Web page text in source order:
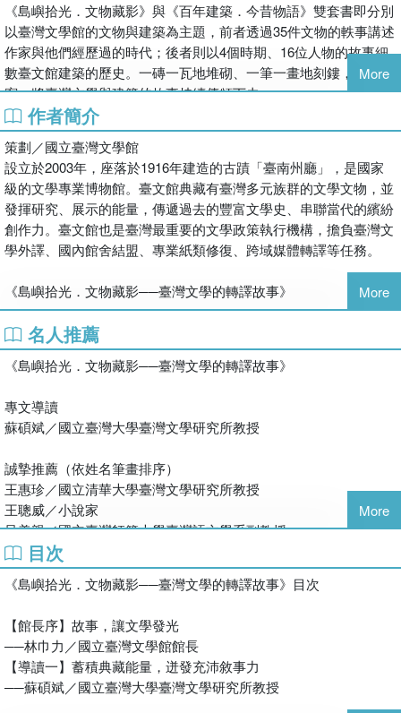
《島嶼拾光．文物藏影》與《百年建築．今昔物語》雙套書即分別
以臺灣文學館的文物與建築為主題，前者透過35件文物的軼事講述
作家與他們經歷過的時代；後者則以4個時期、16位人物的故事細
數臺文館建築的歷史。一磚一瓦地堆砌、一筆一畫地刻鏤，透過書
寫，將臺灣文學與建築的故事持續傳頌下去。
《島嶼拾光．文物藏影──臺灣文學的轉譯故事》簡介
典藏島與文學的故事，
探索臺灣文學藏品無可取代的價值
國立臺灣文學館創立至今20年，典藏超過13萬件文學文物，涵蓋作
家手稿與書籍、各個年代的報刊雜誌與照片，以及作家所使用的各
種器物，每一件藏品都富於歷史意義、學術價值與文化記憶，也都
有它值得被訴說與認識的故事，更是臺灣文學百餘年來發展的見
本書共精選35件館藏文物，以33篇文學轉譯故事搭配百張圖片，分
別從「手稿篇」、「書籍篇」、「報刊篇」、「寫真篇」與「器物
精彩故事。
事》簡介
有空間，就有故事！
4個時期，4×4篇人物轉譯故事與珍貴歷史照片
是建築的編年史，也是個人的斷代史
從政治中心到文學殿堂，
細數臺文館建築的歷史與生命的溫度。
從「臺南州廳」、「空軍供應司令部」、「臺南市政府」到「國立
臺灣文學館」，這棟建築歷經歲月洗禮與空間變遷，最終成為我們
More
作者簡介
策劃／國立臺灣文學館
設立於2003年，座落於1916年建造的古蹟「臺南州廳」，是國家
級的文學專業博物館。臺文館典藏有臺灣多元族群的文學文物，並
發揮研究、展示的能量，傳遞過去的豐富文學史、串聯當代的繽紛
創作力。臺文館也是臺灣最重要的文學政策執行機構，擔負臺灣文
學外譯、國內館舍結盟、專業紙類修復、跨域媒體轉譯等任務。
《島嶼拾光．文物藏影──臺灣文學的轉譯故事》
作者簡介
轉譯研發團
交織的創意，書寫臺灣文學的故事。轉譯對象除臺文館藏品，也擴
及館內展覽、遊戲、走讀及各種文學相關素材，期讓臺灣文學觸及
轉譯研發團團員簡介（依姓名筆畫排序）
臺灣大學臺灣文學研究所博士、臺灣推理作家協會成員、城南水岸
協會理事，曾任《疑案辦》副主編，現任臺灣大學慶明文學講座博
等。
朱宥勳
1988年生，清大臺文所碩士，現為專職作家。已出版短篇小說集
More
名人推薦
《島嶼拾光．文物藏影──臺灣文學的轉譯故事》
專文導讀
蘇碩斌／國立臺灣大學臺灣文學研究所教授
誠摯推薦（依姓名筆畫排序）
王惠珍／國立清華大學臺灣文學研究所教授
王聰威／小說家
呂美親／國立臺灣師範大學臺灣語文學系副教授
李瑞騰／國立中央大學人文藝術中心主任、國立臺灣文學館前館長
張隆志／國立臺灣歷史博物館館長
陳萬益／國立清華大學臺灣文學研究所榮譽教授
楊佳嫻／作家、學者
楊 翠／國立東華大學華文文學系教授
廖振富／國立臺灣文學館前館長
鄭順聰／作家
More
目次
《島嶼拾光．文物藏影──臺灣文學的轉譯故事》目次
【館長序】故事，讓文學發光
──林巾力／國立臺灣文學館館長
【導讀一】蓄積典藏能量，迸發充沛敘事力
──蘇碩斌／國立臺灣大學臺灣文學研究所教授